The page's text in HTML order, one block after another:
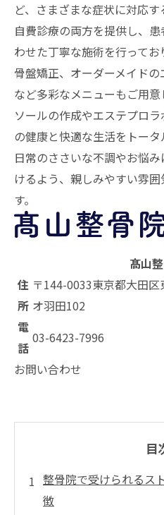
ど、さまざまな症状に対応す
自費診療の両方を提供し、
わせた丁寧な施術を行って
骨盤矯正、オーダーメイド
など多彩なメニューもご用
ソールの作成やエステプロ
の健康と快適な生活をトータ
日常のささいな不調やお悩
けるよう、親しみやすい雰
す。
髙山
住
所
〒144-0033東京都大田
オ羽田102
電
話
03-6423-7996
お問い合わせ
目
整骨院で受けられるス
徴